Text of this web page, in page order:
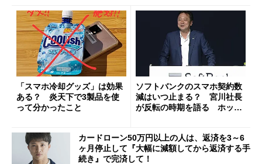
「スマホ冷却グッズ」は効果
ある？ 炎天下で3製品を使
って分かったこと
ソフトバンクのスマホ契約数
減はいつ止まる？ 宮川社長
が反転の時期を語る ホッピ
カードローン50万円以上の人は、返済を3～6
ヶ月停止して『大幅に減額してから返済する手
続き』で完済して！